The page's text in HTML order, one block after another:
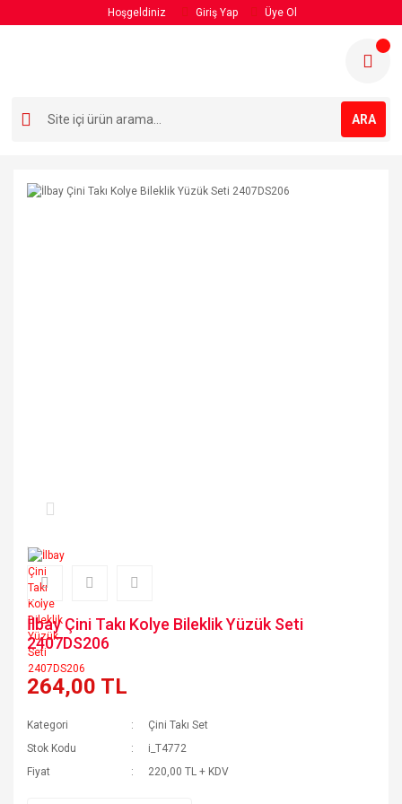
Hoşgeldiniz Giriş Yap Üye Ol
ARA
İlbay Çini Takı Kolye Bileklik Yüzük Seti
2407DS206
264,00 TL
Kategori
Çini Takı Set
Stok Kodu
i_T4772
Fiyat
220,00 TL + KDV